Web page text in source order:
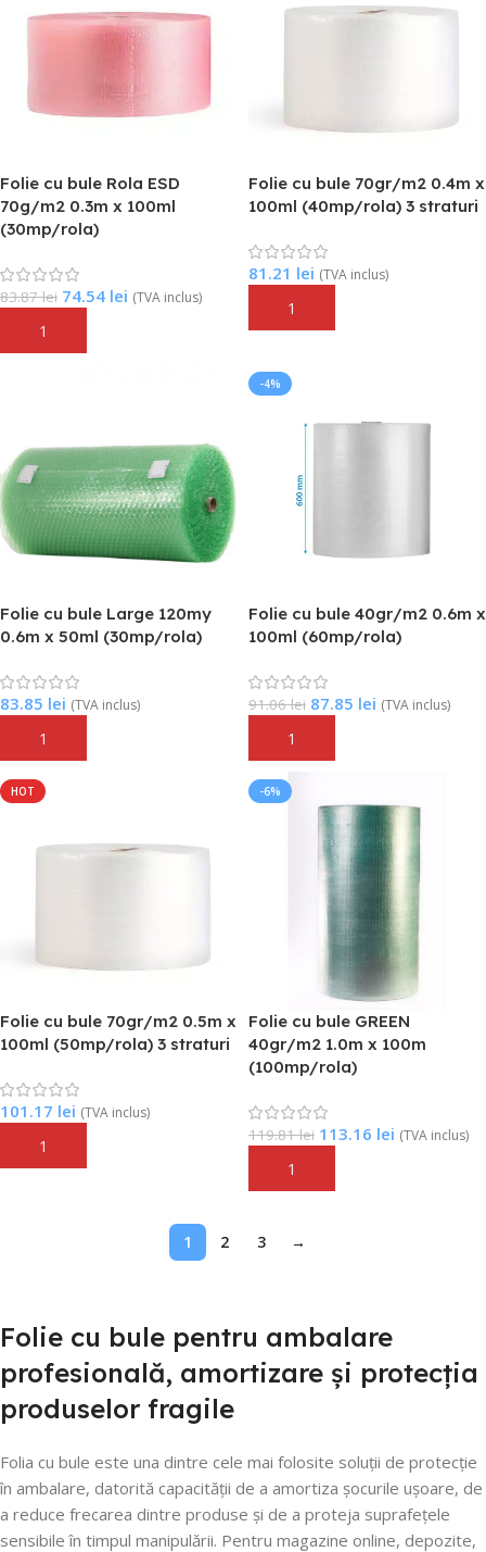
Folie cu bule Rola ESD
70g/m2 0.3m x 100ml
(30mp/rola)
83.87lei 74.54 lei (TVA inclus)
Adaugă În Coș
Folie cu bule 70gr/m2 0.4m x
100ml (40mp/rola) 3 straturi
81.21 lei (TVA inclus)
Adaugă În Coș
Folie cu bule Large 120my
0.6m x 50ml (30mp/rola)
83.85 lei (TVA inclus)
Adaugă În Coș
-4%
Folie cu bule 40gr/m2 0.6m x
100ml (60mp/rola)
91.06lei 87.85 lei (TVA inclus)
Adaugă În Coș
HOT
Folie cu bule 70gr/m2 0.5m x
100ml (50mp/rola) 3 straturi
101.17 lei (TVA inclus)
Adaugă În Coș
-6%
Folie cu bule GREEN
40gr/m2 1.0m x 100m
(100mp/rola)
119.81lei 113.16 lei (TVA inclus)
Adaugă În Coș
1 2 3 →
Folie cu bule pentru ambalare
profesională, amortizare și protecția
produselor fragile
Folia cu bule este una dintre cele mai folosite soluții de protecție
în ambalare, datorită capacității de a amortiza șocurile ușoare, de
a reduce frecarea dintre produse și de a proteja suprafețele
sensibile în timpul manipulării. Pentru magazine online, depozite,